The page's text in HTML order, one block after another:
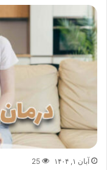
آبان ۱, ۱۴۰۴ 25